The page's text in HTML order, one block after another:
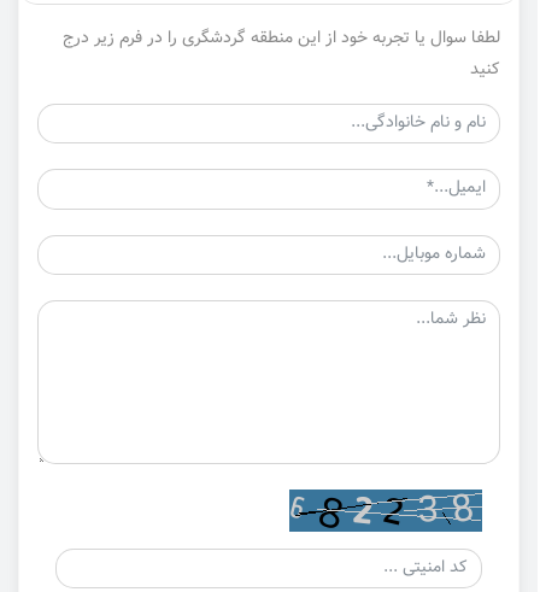
لطفا سوال یا تجربه خود از این منطقه گردشگری را در فرم زیر درج
کنید